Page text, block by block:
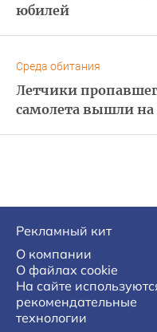
юбилей
Среда обитания
Летчики
самолета вышли на
Рекламный кит
О компании
О файлах cookie
На сайте
рекомендательные
технологии